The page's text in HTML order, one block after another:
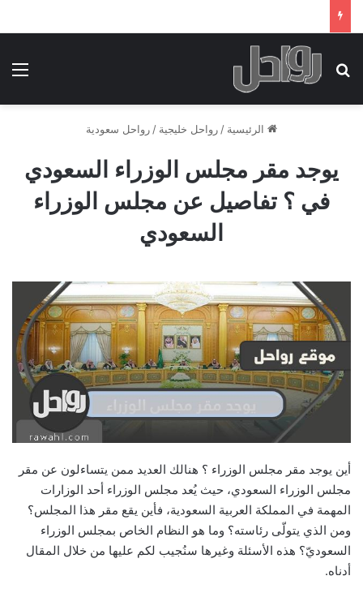
بحث عن
الرئيسية / رواحل خليجية / رواحل سعودية
يوجد مقر مجلس الوزراء السعودي
في ؟ تفاصيل عن مجلس الوزراء
السعودي
أين يوجد مقر مجلس الوزراء ؟ هنالك العديد ممن يتساءلون عن مقر
مجلس الوزراء السعودي، حيث يُعد مجلس الوزراء أحد الوزارات
المهمة في المملكة العربية السعودية، فأين يقع مقر هذا المجلس؟
ومن الذي يتولّى رئاسته؟ وما هو النظام الخاص بمجلس الوزراء
السعوديّ؟ هذه الأسئلة وغيرها سنُجيب لكم عليها من خلال المقال
أدناه.